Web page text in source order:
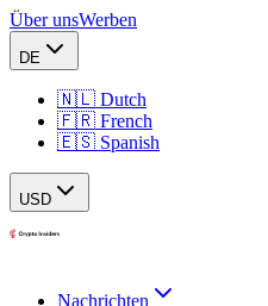
Über unsWerben
DE
🇳🇱 Dutch
🇫🇷 French
🇪🇸 Spanish
USD
Nachrichten